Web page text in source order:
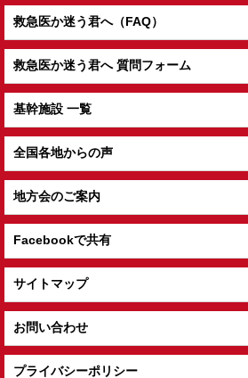
救急医か迷う君へ（FAQ）
救急医か迷う君へ 質問フォーム
基幹施設 一覧
全国各地からの声
地方会のご案内
Facebookで共有
サイトマップ
お問い合わせ
プライバシーポリシー